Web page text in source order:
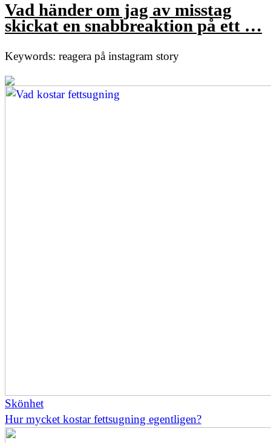
Vad händer om jag av misstag
skickat en snabbreaktion på ett …
Keywords: reagera på instagram story
Skönhet
Hur mycket kostar fettsugning egentligen?